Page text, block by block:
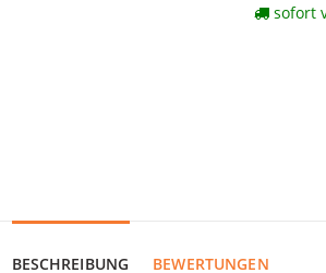
sofort
BESCHREIBUNG BEWERTUNGEN